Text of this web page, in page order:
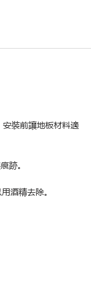
裝前讓地板材料適
跡。
酒精去除。